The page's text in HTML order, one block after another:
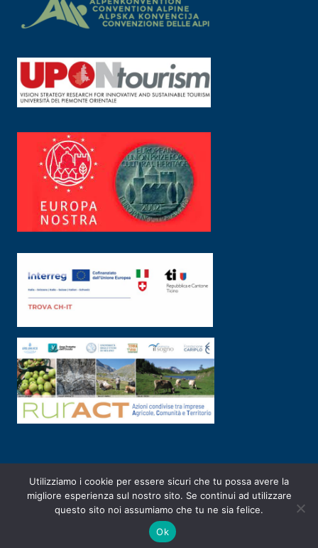
PRIVACY POLICY|2003-2026 ©ARSUNIVCO|Designed byE-SERV
Utilizziamo i cookie per essere sicuri che tu possa avere la
migliore esperienza sul nostro sito. Se continui ad utilizzare
questo sito noi assumiamo che tu ne sia felice.
Ok